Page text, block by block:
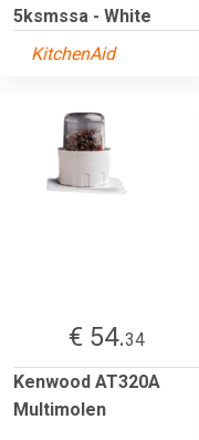
5ksmssa - White
KitchenAid
€ 54.34
Kenwood AT320A
Multimolen